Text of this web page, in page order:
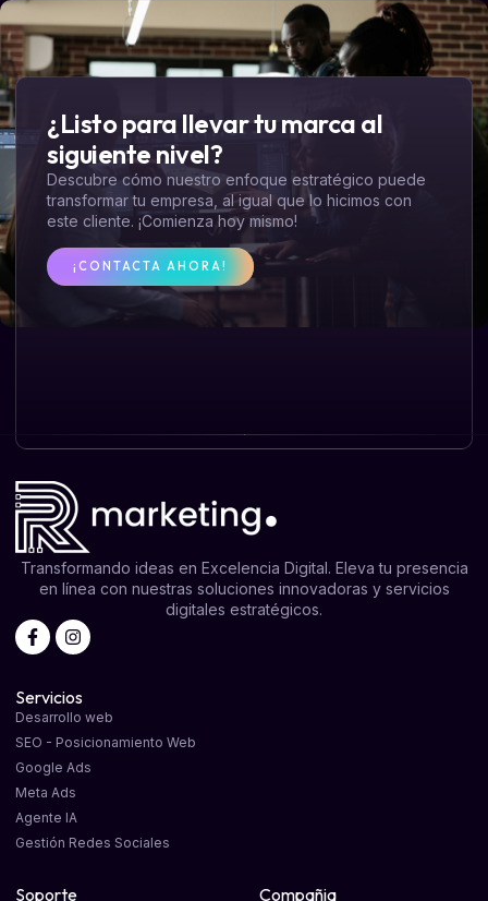
¿Listo para llevar tu marca al
siguiente nivel?
Descubre cómo nuestro enfoque estratégico puede
transformar tu empresa, al igual que lo hicimos con
este cliente. ¡Comienza hoy mismo!
¡CONTACTA AHORA!
Transformando ideas en Excelencia Digital. Eleva tu presencia
en línea con nuestras soluciones innovadoras y servicios
digitales estratégicos.
Servicios
Desarrollo web
SEO - Posicionamiento Web
Google Ads
Meta Ads
Agente IA
Gestión Redes Sociales
Soporte Compañia